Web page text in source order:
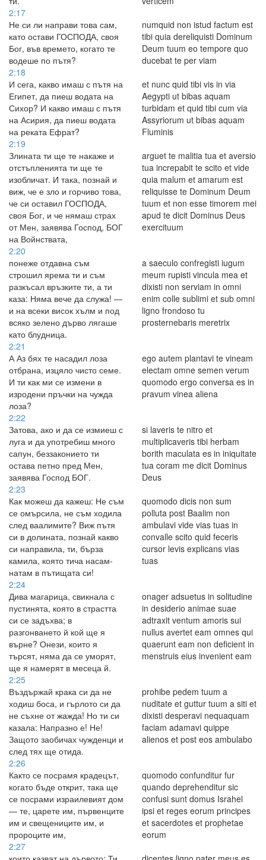
2:17
Не си ли направи това сам,
като остави ГОСПОДА, своя
Бог, във времето, когато те
водеше по пътя?
numquid non istud factum est
tibi quia dereliquisti Dominum
Deum tuum eo tempore quo
ducebat te per viam
2:18
И сега, какво имаш с пътя на
Египет, да пиеш водата на
Сихор? И какво имаш с пътя
на Асирия, да пиеш водата
на реката Ефрат?
et nunc quid tibi vis in via
Aegypti ut bibas aquam
turbidam et quid tibi cum via
Assyriorum ut bibas aquam
Fluminis
2:19
Злината ти ще те накаже и
отстъпленията ти ще те
изобличат. И така, познай и
виж, че е зло и горчиво това,
че си оставил ГОСПОДА,
своя Бог, и че нямаш страх
от Мен, заявява Господ, БОГ
на Войнствата,
arguet te malitia tua et aversio
tua increpabit te scito et vide
quia malum et amarum est
reliquisse te Dominum Deum
tuum et non esse timorem mei
apud te dicit Dominus Deus
exercituum
2:20
понеже отдавна съм
строшил ярема ти и съм
разкъсал връзките ти, а ти
каза: Няма вече да служа! —
и на всеки висок хълм и под
всяко зелено дърво лягаше
като блудница.
a saeculo confregisti iugum
meum rupisti vincula mea et
dixisti non serviam in omni
enim colle sublimi et sub omni
ligno frondoso tu
prosternebaris meretrix
2:21
А Аз бях те насадил лоза
отбрана, изцяло чисто семе.
И ти как ми се измени в
изродени пръчки на чужда
лоза?
ego autem plantavi te vineam
electam omne semen verum
quomodo ergo conversa es in
pravum vinea aliena
2:22
Затова, ако и да се измиеш с
луга и да употребиш много
сапун, беззаконието ти
остава петно пред Мен,
заявява Господ БОГ.
si laveris te nitro et
multiplicaveris tibi herbam
borith maculata es in iniquitate
tua coram me dicit Dominus
Deus
2:23
Как можеш да кажеш: Не съм
се омърсила, не съм ходила
след ваалимите? Виж пътя
си в долината, познай какво
си направила, ти, бърза
камила, която тича насам-
натам в пътищата си!
quomodo dicis non sum
polluta post Baalim non
ambulavi vide vias tuas in
convalle scito quid feceris
cursor levis explicans vias
tuas
2:24
Дива магарица, свикнала с
пустинята, която в страстта
си се задъхва; в
разгонването й кой ще я
върне? Онези, които я
търсят, няма да се уморят,
ще я намерят в месеца й.
onager adsuetus in solitudine
in desiderio animae suae
adtraxit ventum amoris sui
nullus avertet eam omnes qui
quaerunt eam non deficient in
menstruis eius invenient eam
2:25
Въздържай крака си да не
ходиш боса, и гърлото си да
не съхне от жажда! Но ти си
казала: Напразно е! Не!
Защото заобичах чужденци и
след тях ще отида.
prohibe pedem tuum a
nuditate et guttur tuum a siti et
dixisti desperavi nequaquam
faciam adamavi quippe
alienos et post eos ambulabo
2:26
Както се посрамя крадецът,
когато бъде открит, така ще
се посрами израилевият дом
— те, царете им, първенците
им и свещениците им, и
пророците им,
quomodo confunditur fur
quando deprehenditur sic
confusi sunt domus Israhel
ipsi et reges eorum principes
et sacerdotes et prophetae
eorum
2:27